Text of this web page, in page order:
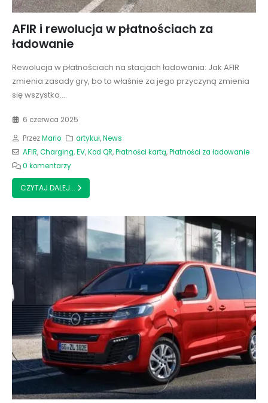
AFIR i rewolucja w płatnościach za
ładowanie
Rewolucja w płatnościach na stacjach ładowania: Jak AFIR
zmienia zasady gry, bo to właśnie za jego przyczyną zmienia
się wszystko....
6 czerwca 2025
PrzezMario artykuł,News
AFIR,Charging,EV,Kod QR,Płatności kartą,Płatności za ładowanie
0 komentarzy
CZYTAJ DALEJ...